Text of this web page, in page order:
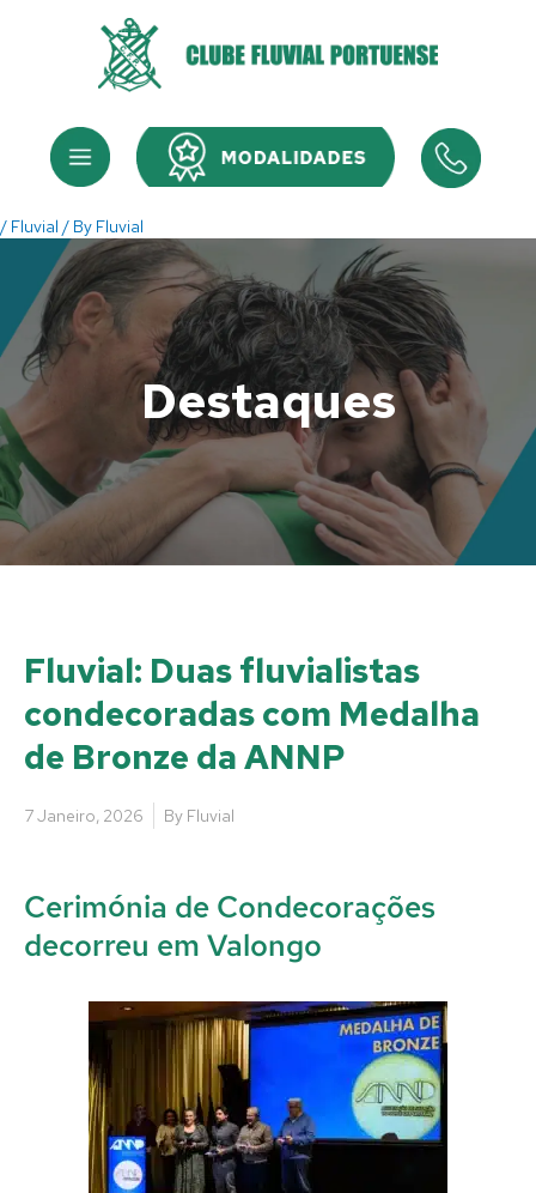
Menu Menu
/ Fluvial / By Fluvial
Destaques
Fluvial: Duas fluvialistas
condecoradas com Medalha
de Bronze da ANNP
7 Janeiro, 2026 By Fluvial
Cerimónia de Condecorações
decorreu em Valongo